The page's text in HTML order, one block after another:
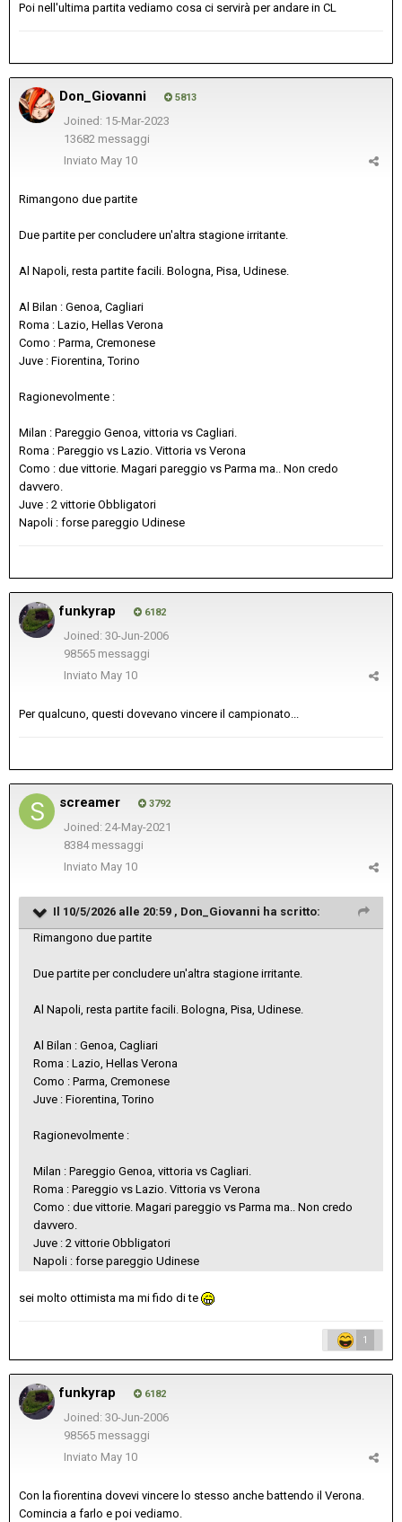
Poi nell'ultima partita vediamo cosa ci servirà per andare in CL
Don_Giovanni 5813
Joined: 15-Mar-2023
13682 messaggi
Inviato May 10
Rimangono due partite
Due partite per concludere un'altra stagione irritante.
Al Napoli, resta partite facili. Bologna, Pisa, Udinese.
Al Bilan : Genoa, Cagliari
Roma : Lazio, Hellas Verona
Como : Parma, Cremonese
Juve : Fiorentina, Torino
Ragionevolmente :
Milan : Pareggio Genoa, vittoria vs Cagliari.
Roma : Pareggio vs Lazio. Vittoria vs Verona
Como : due vittorie. Magari pareggio vs Parma ma.. Non credo
davvero.
Juve : 2 vittorie Obbligatori
Napoli : forse pareggio Udinese
funkyrap 6182
Joined: 30-Jun-2006
98565 messaggi
Inviato May 10
Per qualcuno, questi dovevano vincere il campionato...
screamer 3792
Joined: 24-May-2021
8384 messaggi
Inviato May 10
Il 10/5/2026 alle 20:59 , Don_Giovanni ha scritto:
Rimangono due partite
Due partite per concludere un'altra stagione irritante.
Al Napoli, resta partite facili. Bologna, Pisa, Udinese.
Al Bilan : Genoa, Cagliari
Roma : Lazio, Hellas Verona
Como : Parma, Cremonese
Juve : Fiorentina, Torino
Ragionevolmente :
Milan : Pareggio Genoa, vittoria vs Cagliari.
Roma : Pareggio vs Lazio. Vittoria vs Verona
Como : due vittorie. Magari pareggio vs Parma ma.. Non credo
davvero.
Juve : 2 vittorie Obbligatori
Napoli : forse pareggio Udinese
sei molto ottimista ma mi fido di te
1
funkyrap 6182
Joined: 30-Jun-2006
98565 messaggi
Inviato May 10
Con la fiorentina dovevi vincere lo stesso anche battendo il Verona.
Comincia a farlo e poi vediamo.